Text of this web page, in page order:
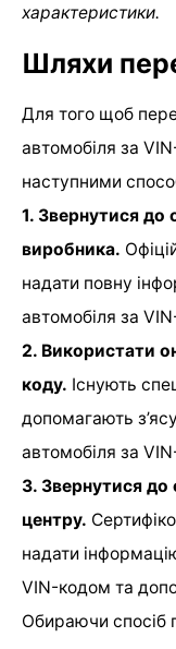
характеристики.
Шляхи
Для того щоб
автомобіля за
наступними
1. Звернутися до
виробника.
надати повну
автомобіля за
2. Використати
коду. Існують
допомагають
автомобіля за
3. Звернутися до
центру.
надати
VIN-кодом та
Обираючи спосіб